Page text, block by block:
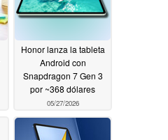
Honor lanza la tableta
Android con
Snapdragon 7 Gen 3
por ~368 dólares
05/27/2026